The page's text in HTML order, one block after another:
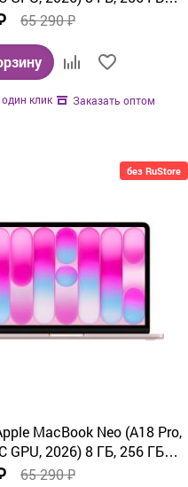
(синий) MHFF4
65 290 ₽
клик Заказать оптом
без RuStore
MacBook Neo (A18 Pro,
GPU, 2026) 8 ГБ, 256 ГБ
(розовый) MHFH4
65 290 ₽